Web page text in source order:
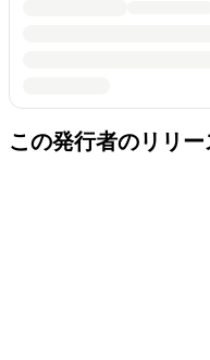
この発行者のリリー